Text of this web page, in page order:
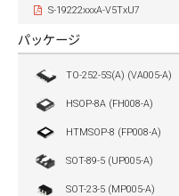
S-19222xxxA-V5TxU7
パッケージ
TO-252-5S(A) (VA005-A)
HSOP-8A (FH008-A)
HTMSOP-8 (FP008-A)
SOT-89-5 (UP005-A)
SOT-23-5 (MP005-A)